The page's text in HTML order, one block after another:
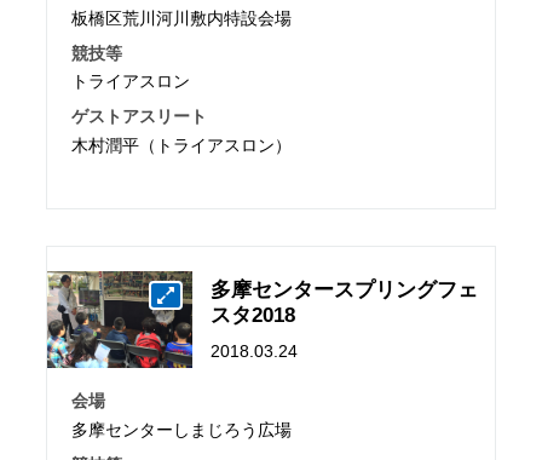
板橋区荒川河川敷内特設会場
競技等
トライアスロン
ゲストアスリート
木村潤平（トライアスロン）
多摩センタースプリングフェ
スタ2018
2018.03.24
会場
多摩センターしまじろう広場